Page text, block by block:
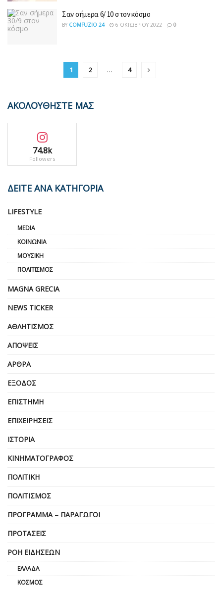
Σαν σήμερα 6/ 10 στον κόσμο
BY COMFUZIO 24 6 ΟΚΤΩΒΡΊΟΥ 2022 0
1 2 … 4
ΑΚΟΛΟΥΘΗΣΤΕ ΜΑΣ
74.8k
Followers
ΔΕΙΤΕ ΑΝΑ ΚΑΤΗΓΟΡΙΑ
LIFESTYLE
MEDIA
ΚΟΙΝΩΝΊΑ
ΜΟΥΣΙΚΉ
ΠΟΛΙΤΙΣΜΌΣ
MAGNA GRECIA
NEWS TICKER
ΑΘΛΗΤΙΣΜΌΣ
ΑΠΌΨΕΙΣ
ΆΡΘΡΑ
ΈΞΟΔΟΣ
ΕΠΙΣΤΉΜΗ
ΕΠΙΧΕΙΡΗΣΕΙΣ
ΙΣΤΟΡΊΑ
ΚΙΝΗΜΑΤΟΓΡΆΦΟΣ
ΠΟΛΙΤΙΚΉ
ΠΟΛΙΤΙΣΜΌΣ
ΠΡΌΓΡΑΜΜΑ – ΠΑΡΑΓΩΓΟΊ
ΠΡΟΤΆΣΕΙΣ
ΡΟΉ ΕΙΔΉΣΕΩΝ
ΕΛΛΆΔΑ
ΚΌΣΜΟΣ